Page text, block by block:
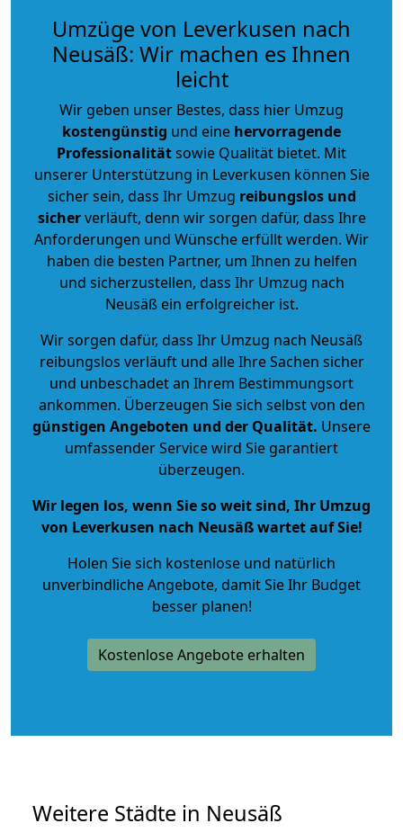
Umzüge von Leverkusen nach
Neusäß: Wir machen es Ihnen
leicht
Wir geben unser Bestes, dass hier Umzug
kostengünstig und eine hervorragende
Professionalitätsowie Qualität bietet. Mit
unserer Unterstützung in Leverkusen können Sie
sicher sein, dass Ihr Umzug reibungslos und
sicherverläuft, denn wir sorgen dafür, dass Ihre
Anforderungen und Wünsche erfüllt werden. Wir
haben die besten Partner, um Ihnen zu helfen
und sicherzustellen, dass Ihr Umzug nach
Neusäß ein erfolgreicher ist.
Wir sorgen dafür, dass Ihr Umzug nach Neusäß
reibungslos verläuft und alle Ihre Sachen sicher
und unbeschadet an Ihrem Bestimmungsort
ankommen. Überzeugen Sie sich selbst von den
günstigen Angeboten und der Qualität. Unsere
umfassender Service wird Sie garantiert
überzeugen.
Wir legen los, wenn Sie so weit sind, Ihr Umzug
von Leverkusen nach Neusäß wartet auf Sie!
Holen Sie sich kostenlose und natürlich
unverbindliche Angebote, damit Sie Ihr Budget
besser planen!
Kostenlose Angebote erhalten
Weitere Städte in Neusäß